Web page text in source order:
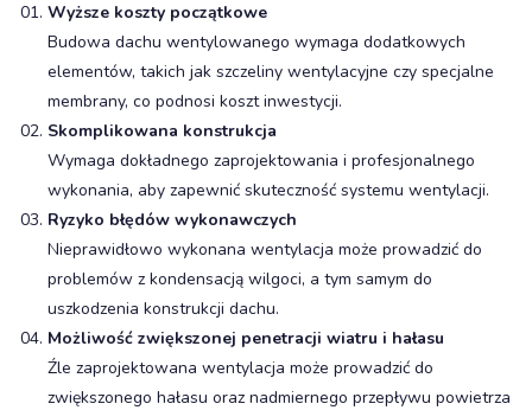
Wyższe koszty początkowe
Budowa dachu wentylowanego wymaga dodatkowych
elementów, takich jak szczeliny wentylacyjne czy specjalne
membrany, co podnosi koszt inwestycji.
Skomplikowana konstrukcja
Wymaga dokładnego zaprojektowania i profesjonalnego
wykonania, aby zapewnić skuteczność systemu wentylacji.
Ryzyko błędów wykonawczych
Nieprawidłowo wykonana wentylacja może prowadzić do
problemów z kondensacją wilgoci, a tym samym do
uszkodzenia konstrukcji dachu.
Możliwość zwiększonej penetracji wiatru i hałasu
Źle zaprojektowana wentylacja może prowadzić do
zwiększonego hałasu oraz nadmiernego przepływu powietrza